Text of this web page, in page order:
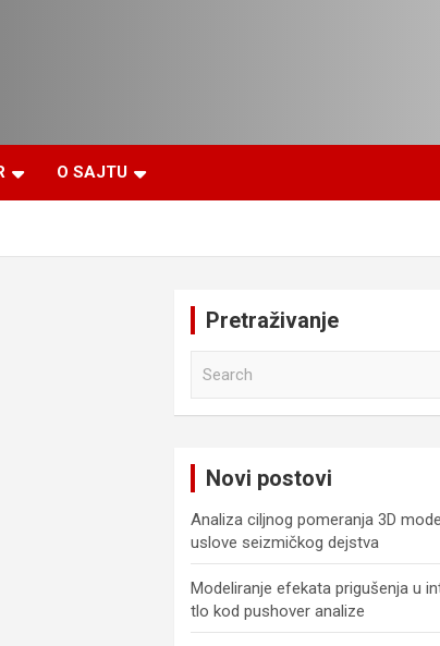
O SAJTU
Pretraživanje
Novi postovi
Analiza ciljnog pomeranja 3D
uslove seizmičkog dejstva
Modeliranje efekata prigušenja u
tlo kod pushover analize